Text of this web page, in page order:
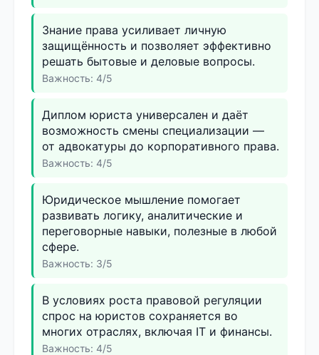
Знание права усиливает личную
защищённость и позволяет эффективно
решать бытовые и деловые вопросы.
Важность: 4/5
Диплом юриста универсален и даёт
возможность смены специализации —
от адвокатуры до корпоративного права.
Важность: 4/5
Юридическое мышление помогает
развивать логику, аналитические и
переговорные навыки, полезные в любой
сфере.
Важность: 3/5
В условиях роста правовой регуляции
спрос на юристов сохраняется во
многих отраслях, включая IT и финансы.
Важность: 4/5